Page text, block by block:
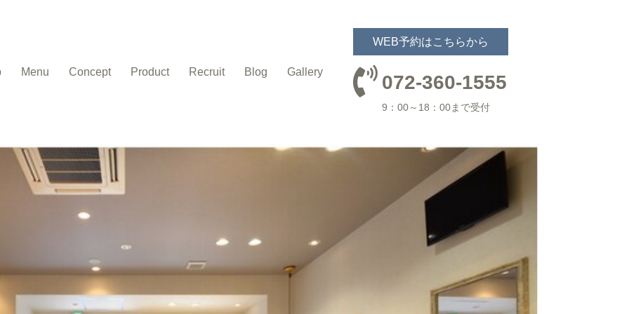
Menu Concept Product Recruit Blog Gallery
WEB予約はこちらから
072-360-1555
9：00～18：00まで受付